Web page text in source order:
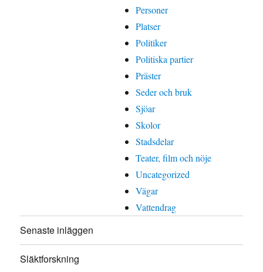
Personer
Platser
Politiker
Politiska partier
Präster
Seder och bruk
Sjöar
Skolor
Stadsdelar
Teater, film och nöje
Uncategorized
Vägar
Vattendrag
Senaste inläggen
Släktforskning